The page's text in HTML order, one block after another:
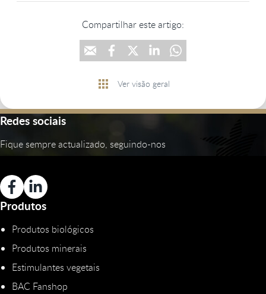
Compartilhar este artigo:
Ver visão geral
Redes sociais
Fique sempre actualizado, seguindo-nos
Produtos
Produtos biológicos
Produtos minerais
Estimulantes vegetais
BAC Fanshop